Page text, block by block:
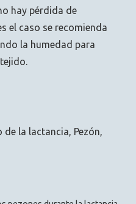
de la lactancia Pezón
hay pérdida de
el caso se recomienda
la humedad para